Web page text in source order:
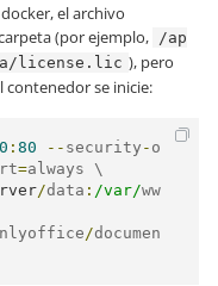
el archivo
(por ejemplo, /ap
license.lic ), pero
contenedor se inicie:
: 80 -- security - o
=
/data : /var/ww
/documen